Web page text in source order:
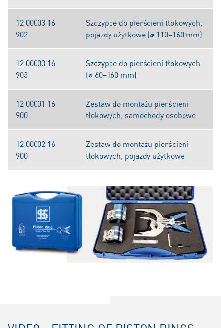
12 00003 16
902
Szczypce do pierścieni tłokowych,
pojazdy użytkowe (⌀ 110–160 mm)
12 00003 16
903
Szczypce do pierścieni tłokowych
(⌀ 60–160 mm)
12 00001 16
900
Zestaw do montażu pierścieni
tłokowych, samochody osobowe
12 00002 16
900
Zestaw do montażu pierścieni
tłokowych, pojazdy użytkowe